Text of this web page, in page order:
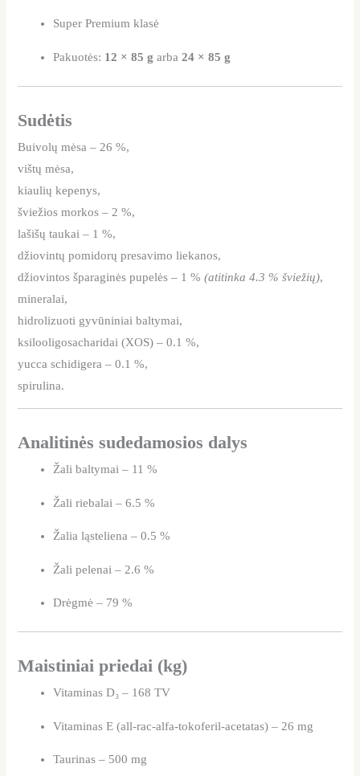
Super Premium klasė
Pakuotės: 12 × 85 g arba24 × 85 g
Sudėtis
Buivolų mėsa – 26 %,
vištų mėsa,
kiaulių kepenys,
šviežios morkos – 2 %,
lašišų taukai – 1 %,
džiovintų pomidorų presavimo liekanos,
džiovintos šparaginės pupelės – 1 %(atitinka 4.3 % šviežių),
mineralai,
hidrolizuoti gyvūniniai baltymai,
ksilooligosacharidai (XOS) – 0.1 %,
yucca schidigera – 0.1 %,
spirulina.
Analitinės sudedamosios dalys
Žali baltymai – 11 %
Žali riebalai – 6.5 %
Žalia ląsteliena – 0.5 %
Žali pelenai – 2.6 %
Drėgmė – 79 %
Maistiniai priedai (kg)
Vitaminas D₃ – 168 TV
Vitaminas E (all-rac-alfa-tokoferil-acetatas) – 26 mg
Taurinas – 500 mg